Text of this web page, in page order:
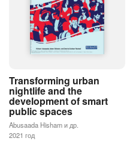
Transforming urban
nightlife and the
development of smart
public spaces
Abusaada Hisham и др.
2021 год